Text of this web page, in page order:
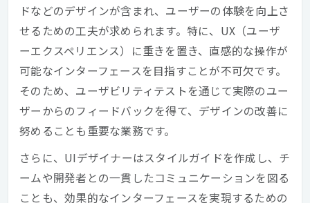
ドなどのデザインが含まれ、ユーザーの体験を向上さ
せるための工夫が求められます。特に、UX（ユーザ
ーエクスペリエンス）に重きを置き、直感的な操作が
可能なインターフェースを目指すことが不可欠です。
そのため、ユーザビリティテストを通じて実際のユー
ザーからのフィードバックを得て、デザインの改善に
努めることも重要な業務です。
さらに、UIデザイナーはスタイルガイドを作成し、チ
ームや開発者との一貫したコミュニケーションを図る
ことも、効果的なインターフェースを実現するための